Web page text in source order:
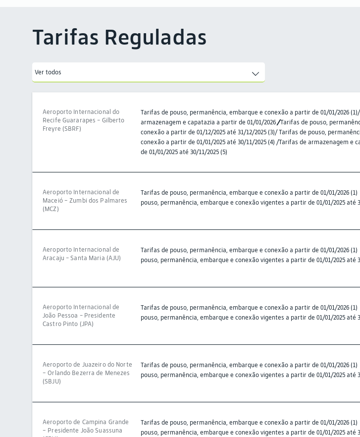
Tarifas Reguladas
Ver todos
Aeroporto Internacional do
Recife Guararapes - Gilberto
Freyre (SBRF)
Tarifas de pouso, permanência, embarque e conexão a partir de 01/01/2026
armazenagem e capatazia a partir de 01/01/2026/Tarifas de pouso,
conexão a partir de 01/12/2025 até 31/12/2025 (3)/ Tarifas de pouso,
conexão a partir de 01/01/2025 até 30/11/2025 (4) /Tarifas de armazenagem e
de 01/01/2025 até 30/11/2025 (5)
Aeroporto Internacional de
Maceió – Zumbi dos Palmares
(MCZ)
Tarifas de pouso, permanência, embarque e conexão a partir de 01/01/2026
pouso, permanência, embarque e conexão vigentes a partir de 01/01/2025 até
Aeroporto Internacional de
Aracaju - Santa Maria (AJU)
Tarifas de pouso, permanência, embarque e conexão a partir de 01/01/2026
pouso, permanência, embarque e conexão vigentes a partir de 01/01/2025 até
Aeroporto Internacional de
João Pessoa - Presidente
Castro Pinto (JPA)
Tarifas de pouso, permanência, embarque e conexão a partir de 01/01/2026
pouso, permanência, embarque e conexão vigentes a partir de 01/01/2025 até
Aeroporto de Juazeiro do Norte
– Orlando Bezerra de Menezes
(SBJU)
Tarifas de pouso, permanência, embarque e conexão a partir de 01/01/2026
pouso, permanência, embarque e conexão vigentes a partir de 01/01/2025 até
Aeroporto de Campina Grande
– Presidente João Suassuna
Tarifas de pouso, permanência, embarque e conexão a partir de 01/01/2026
pouso, permanência, embarque e conexão vigentes a partir de 01/01/2025 até